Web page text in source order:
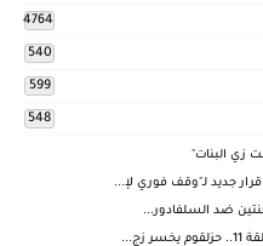
4764
540
599
548
زي البنات"
جديد لـ"وقف فوري لإ...
ضد السلفادور...